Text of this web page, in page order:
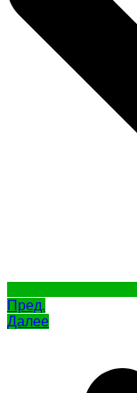
Пред.
Далее